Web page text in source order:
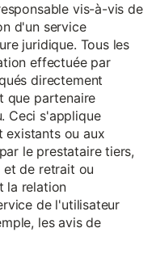
vis-à-vis de
d'un service
juridique. Tous les
effectuée par
directement
que partenaire
Ceci s'applique
existants ou aux
le prestataire tiers,
de retrait ou
la relation
de l'utilisateur
les avis de